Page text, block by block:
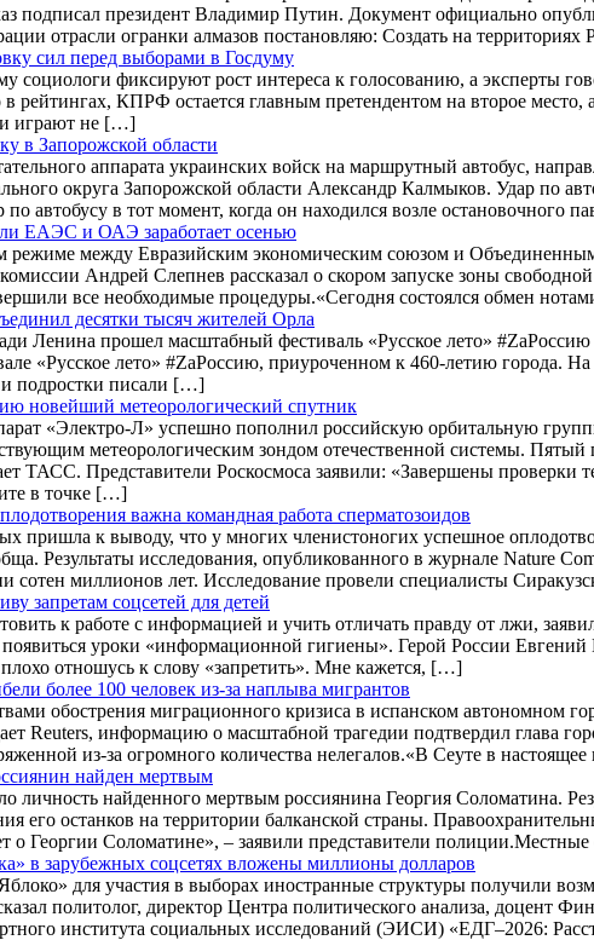
подписал президент Владимир Путин. Документ официально
отрасли огранки алмазов постановляю: Создать на
сил перед выборами в Госдуму
социологи фиксируют рост интереса к голосованию, а эксперты
в рейтингах, КПРФ остается главным претендентом на второе
играют не […]
в Запорожской области
аппарата украинских войск на маршрутный автобус,
округа Запорожской области Александр Калмыков. Удар по
автобусу в тот момент, когда он находился возле остановочного
ЕАЭС и ОАЭ заработает осенью
режиме между Евразийским экономическим союзом и
Андрей Слепнев рассказал о скором запуске зоны
все необходимые процедуры.«Сегодня состоялся обмен
десятки тысяч жителей Орла
Ленина прошел масштабный фестиваль «Русское лето»
«Русское лето» #ZaРоссию, приуроченном к 460-летию города.
и подростки писали […]
новейший метеорологический спутник
«Электро-Л» успешно пополнил российскую орбитальную
метеорологическим зондом отечественной системы.
ТАСС. Представители Роскосмоса заявили: «Завершены проверки
в точке […]
важна командная работа сперматозоидов
пришла к выводу, что у многих членистоногих успешное
Результаты исследования, опубликованного в журнале Nature
сотен миллионов лет. Исследование провели специалисты
запретам соцсетей для детей
к работе с информацией и учить отличать правду от лжи,
уроки «информационной гигиены». Герой России
отношусь к слову «запретить». Мне кажется, […]
более 100 человек из-за наплыва мигрантов
обострения миграционного кризиса в испанском автономном
Reuters, информацию о масштабной трагедии подтвердил глава
из-за огромного количества нелегалов.«В Сеуте в
найден мертвым
найденного мертвым россиянина Георгия Соломатина.
его останков на территории балканской страны.
о Георгии Соломатине», – заявили представители
в зарубежных соцсетях вложены миллионы долларов
для участия в выборах иностранные структуры получили
политолог, директор Центра политического анализа, доцент
института социальных исследований (ЭИСИ) «ЕДГ–2026: